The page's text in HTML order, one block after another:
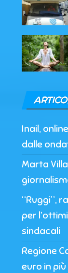
Inail,
dalle
Marta
“Ruggi”,
per
sindacali
Regione
euro in